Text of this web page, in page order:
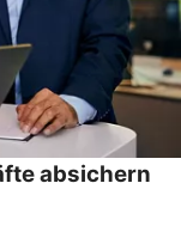
absichern